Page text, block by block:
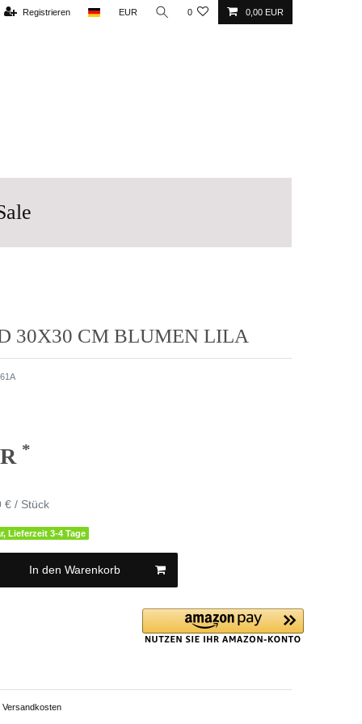
Registrieren EUR 0 0,00 EUR
30X30 CM BLUMEN LILA
*
€ / Stück
Lieferzeit 3-4 Tage
In den Warenkorb
Versandkosten